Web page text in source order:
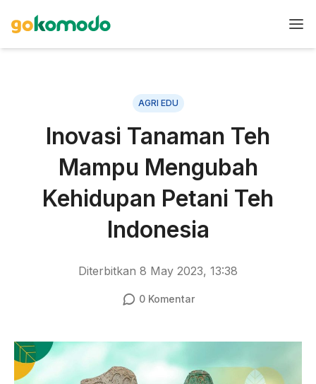
AGRI EDU
Inovasi Tanaman Teh
Mampu Mengubah
Kehidupan Petani Teh
Indonesia
Diterbitkan 8 May 2023, 13:38
0Komentar